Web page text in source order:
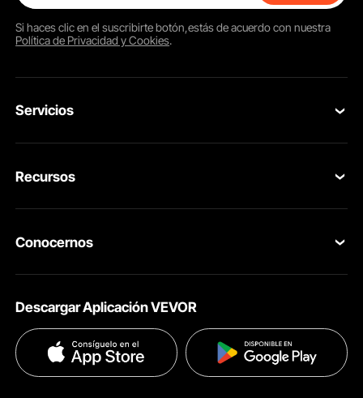
Si haces clic en elsuscribirtebotón,estás de acuerdo con nuestra
Política de Privacidad y Cookies.
Servicios
Tus Pedidos
Ayuda & FAQs
Recursos
Pro member program
Conocernos
Términos & Condiciones
Políticas de Privacidad
Descargar Aplicación VEVOR